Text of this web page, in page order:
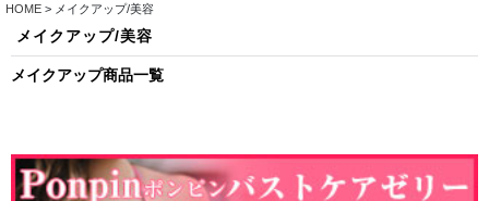
HOME > メイクアップ/美容
メイクアップ/美容
メイクアップ商品一覧